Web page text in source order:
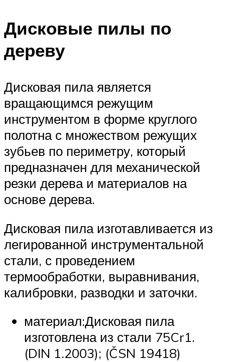
Дисковые пилы по
дереву
Дисковая пила является
вращающимся режущим
инструментом в форме круглого
полотна с множеством режущих
зубьев по периметру, который
предназначен для механической
резки дерева и материалов на
основе дерева.
Дисковая пила изготавливается из
легированной инструментальной
стали, с проведением
термообработки, выравнивания,
калибровки, разводки и заточки.
материал:Дисковая пила
изготовлена из стали 75Cr1.
(DIN 1.2003); (ČSN 19418)